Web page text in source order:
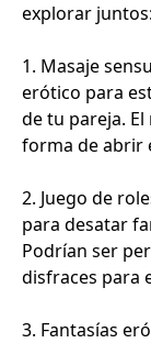
explorar juntos:
1. Masaje
erótico para
de tu pareja.
forma de abrir
2. Juego de
para desatar
Podrían ser
disfraces para
3. Fantasías